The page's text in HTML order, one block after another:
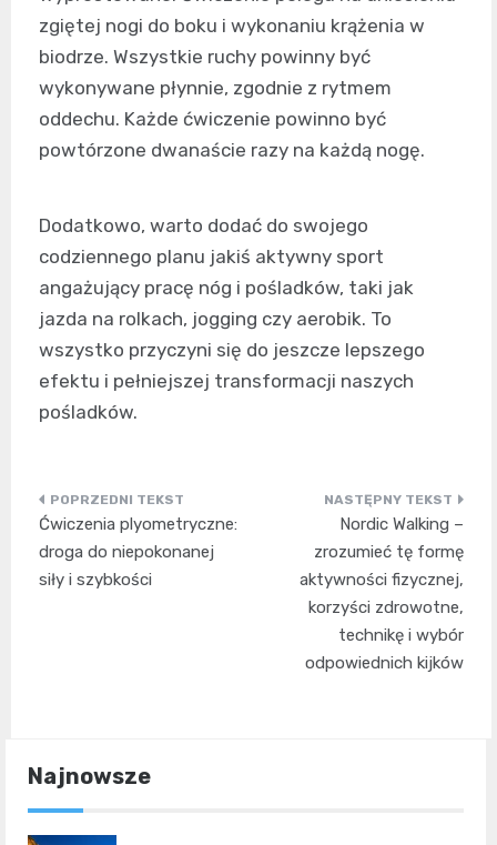
zgiętej nogi do boku i wykonaniu krążenia w
biodrze. Wszystkie ruchy powinny być
wykonywane płynnie, zgodnie z rytmem
oddechu. Każde ćwiczenie powinno być
powtórzone dwanaście razy na każdą nogę.
Dodatkowo, warto dodać do swojego
codziennego planu jakiś aktywny sport
angażujący pracę nóg i pośladków, taki jak
jazda na rolkach, jogging czy aerobik. To
wszystko przyczyni się do jeszcze lepszego
efektu i pełniejszej transformacji naszych
pośladków.
Nawigacja
wpisu
Ćwiczenia plyometryczne:
droga do niepokonanej
siły i szybkości
Nordic Walking –
zrozumieć tę formę
aktywności fizycznej,
korzyści zdrowotne,
technikę i wybór
odpowiednich kijków
Najnowsze